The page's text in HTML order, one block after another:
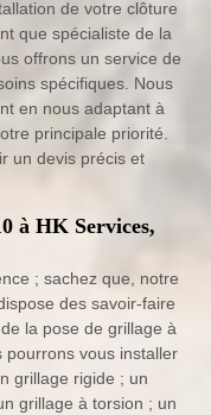
de votre clôture
que spécialiste de la
offrons un service de
spécifiques. Nous
en nous adaptant à
principale priorité.
un devis précis et
à HK Services,
; sachez que, notre
des savoir-faire
la pose de grillage à
pourrons vous installer
grillage rigide ; un
grillage à torsion ; un